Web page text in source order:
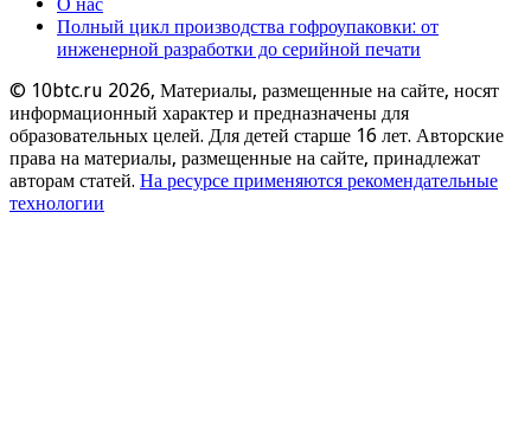
Полный цикл производства гофроупаковки: от
инженерной разработки до серийной печати
© 10btc.ru 2026, Материалы, размещенные на сайте, носят
информационный характер и предназначены для
образовательных целей. Для детей старше 16 лет. Авторские
права на материалы, размещенные на сайте, принадлежат
авторам статей. На ресурсе применяются рекомендательные
технологии